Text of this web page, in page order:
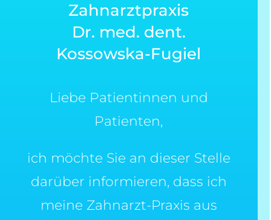
Zahnarztpraxis
Dr. med. dent.
Kossowska-Fugiel
Liebe Patientinnen und
Patienten,
ich möchte Sie an dieser Stelle
darüber informieren, dass ich
meine Zahnarzt-Praxis aus